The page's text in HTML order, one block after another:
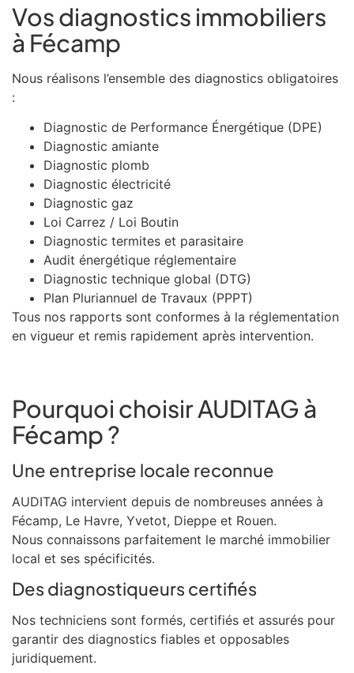
Vos diagnostics immobiliers
à Fécamp
Nous réalisons l’ensemble des diagnostics obligatoires
:
Diagnostic de Performance Énergétique (DPE)
Diagnostic amiante
Diagnostic plomb
Diagnostic électricité
Diagnostic gaz
Loi Carrez / Loi Boutin
Diagnostic termites et parasitaire
Audit énergétique réglementaire
Diagnostic technique global (DTG)
Plan Pluriannuel de Travaux (PPPT)
Tous nos rapports sont conformes à la réglementation
en vigueur et remis rapidement après intervention.
Pourquoi choisir AUDITAG à
Fécamp ?
Une entreprise locale reconnue
AUDITAG intervient depuis de nombreuses années à
Fécamp, Le Havre, Yvetot, Dieppe et Rouen.
Nous connaissons parfaitement le marché immobilier
local et ses spécificités.
Des diagnostiqueurs certifiés
Nos techniciens sont formés, certifiés et assurés pour
garantir des diagnostics fiables et opposables
juridiquement.